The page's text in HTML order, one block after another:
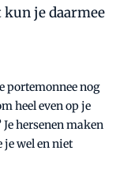
kun je daarmee
portemonnee nog
heel even op je
hersenen maken
je wel en niet